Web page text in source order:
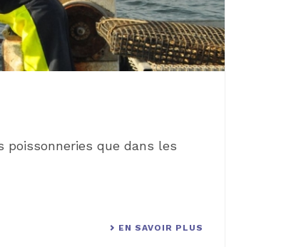
que dans les
EN SAVOIR PLUS